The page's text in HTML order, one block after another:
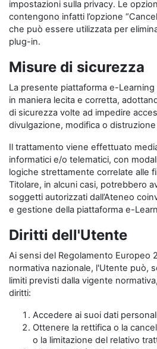
impostazioni sulla privacy. Le
contengono infatti l’opzione
che può essere utilizzata per
plug-in.
Misure di sicurezza
La presente piattaforma e-
in maniera lecita e corretta,
di sicurezza volte ad impedire
divulgazione, modifica o
Il trattamento viene effettuato
informatici e/o telematici, con
logiche strettamente correlate alle
Titolare, in alcuni casi, potrebbero
soggetti autorizzati dall’Ateneo
e gestione della piattaforma e-
Diritti dell'Utente
Ai sensi del Regolamento Europeo
normativa nazionale, l'Utente può,
limiti previsti dalla vigente
diritti:
Accedere ai suoi dati
Ottenere la rettifica o la
o la limitazione del relativo